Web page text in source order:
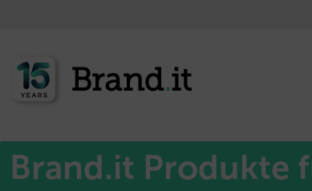
Brand.it Produkte